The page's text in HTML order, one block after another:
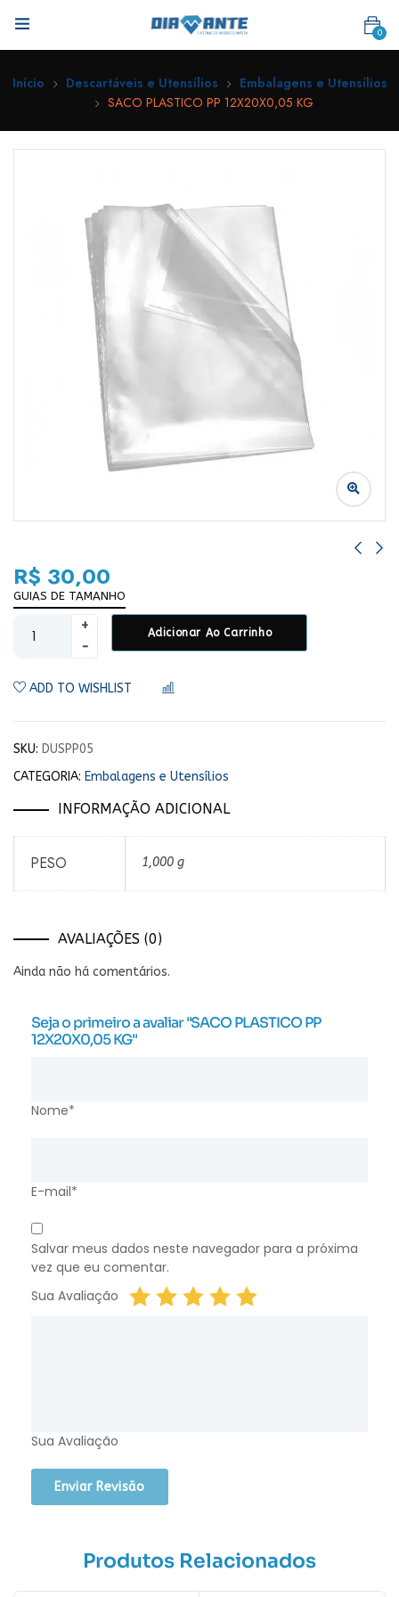
0
Início Descartáveis e Utensílios
Embalagens e Utensílios
SACO PLASTICO PP 12X20X0,05 KG
R$ 30,00
GUIAS DE TAMANHO
Adicionar Ao Carrinho
ADD TO WISHLIST
SKU: DUSPP05
CATEGORIA: Embalagens e Utensílios
INFORMAÇÃO ADICIONAL
PESO 1,000 g
AVALIAÇÕES (0)
Ainda não há comentários.
Seja o primeiro a avaliar "SACO PLASTICO PP
12X20X0,05 KG"
Nome*
E-mail*
Salvar meus dados neste navegador para a próxima
vez que eu comentar.
Sua Avaliação
Sua Avaliação
Produtos Relacionados